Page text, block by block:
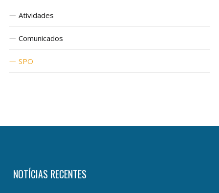
Atividades
Comunicados
SPO
NOTÍCIAS RECENTES